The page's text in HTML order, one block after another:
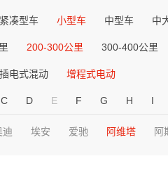
紧凑型车 小型车 中型车 中
200-300公里 300-400公里
插电式混动 增程式电动
C D E F G H I
迪 埃安 爱驰 阿维塔 阿